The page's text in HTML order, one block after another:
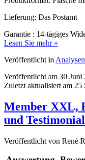
Garantie : 14-tägiges
Veröffentlicht inAnalysen
Veröffentlicht am 30 Juni
Member XXL,
und
Veröffentlicht von René
Auswertung,